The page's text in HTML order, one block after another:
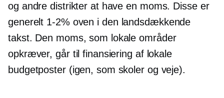
og andre distrikter at have en moms. Disse er
generelt 1-2% oven i den landsdækkende
takst. Den moms, som lokale områder
opkræver, går til finansiering af lokale
budgetposter (igen, som skoler og veje).